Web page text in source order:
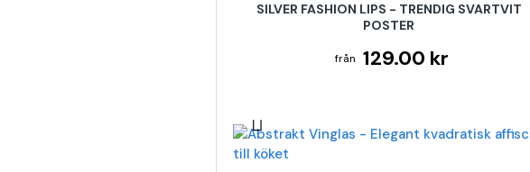
SILVER FASHION LIPS - TRENDIG SVARTVIT
POSTER
129.00 kr